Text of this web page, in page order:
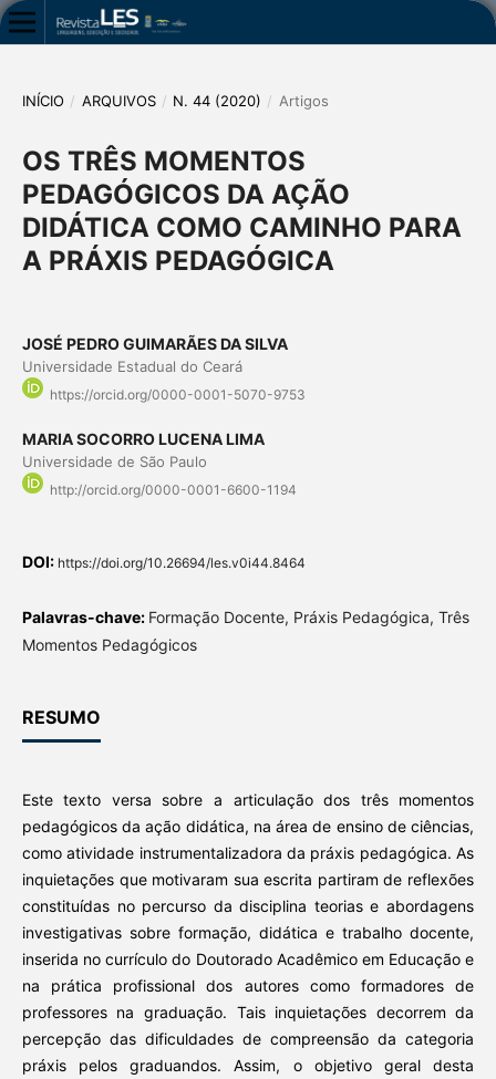
INÍCIO / ARQUIVOS / N. 44 (2020) / Artigos
OS TRÊS MOMENTOS
PEDAGÓGICOS DA AÇÃO
DIDÁTICA COMO CAMINHO PARA
A PRÁXIS PEDAGÓGICA
JOSÉ PEDRO GUIMARÃES DA SILVA
Universidade Estadual do Ceará
https://orcid.org/0000-0001-5070-9753
MARIA SOCORRO LUCENA LIMA
Universidade de São Paulo
http://orcid.org/0000-0001-6600-1194
DOI: https://doi.org/10.26694/les.v0i44.8464
Palavras-chave: Formação Docente, Práxis Pedagógica, Três
Momentos Pedagógicos
RESUMO
Este texto versa sobre a articulação dos três momentos
pedagógicos da ação didática, na área de ensino de ciências,
como atividade instrumentalizadora da práxis pedagógica. As
inquietações que motivaram sua escrita partiram de reflexões
constituídas no percurso da disciplina teorias e abordagens
investigativas sobre formação, didática e trabalho docente,
inserida no currículo do Doutorado Acadêmico em Educação e
na prática profissional dos autores como formadores de
professores na graduação. Tais inquietações decorrem da
percepção das dificuldades de compreensão da categoria
práxis pelos graduandos. Assim, o objetivo geral desta